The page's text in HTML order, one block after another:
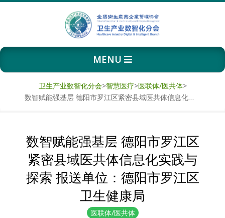
卫
生
产
数
智
化
Primary
Navigation
MENU
卫生产业数智化分会>智慧医疗>医联体/医共体>
数智赋能强基层 德阳市罗江区紧密县域医共体信息化实践与探索 报送单位：德阳市罗江区卫生健康局
数智赋能强基层 德阳市罗江区
紧密县域医共体信息化实践与
探索 报送单位：德阳市罗江区
卫生健康局
医联体/医共体